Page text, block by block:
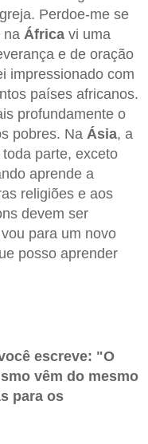
Perdoe-me se
na África vi uma
e de oração
impressionado com
países africanos.
profundamente o
pobres. Na Ásia, a
parte, exceto
aprende a
religiões e aos
devem ser
para um novo
posso aprender
escreve: "O
vêm do mesmo
para os